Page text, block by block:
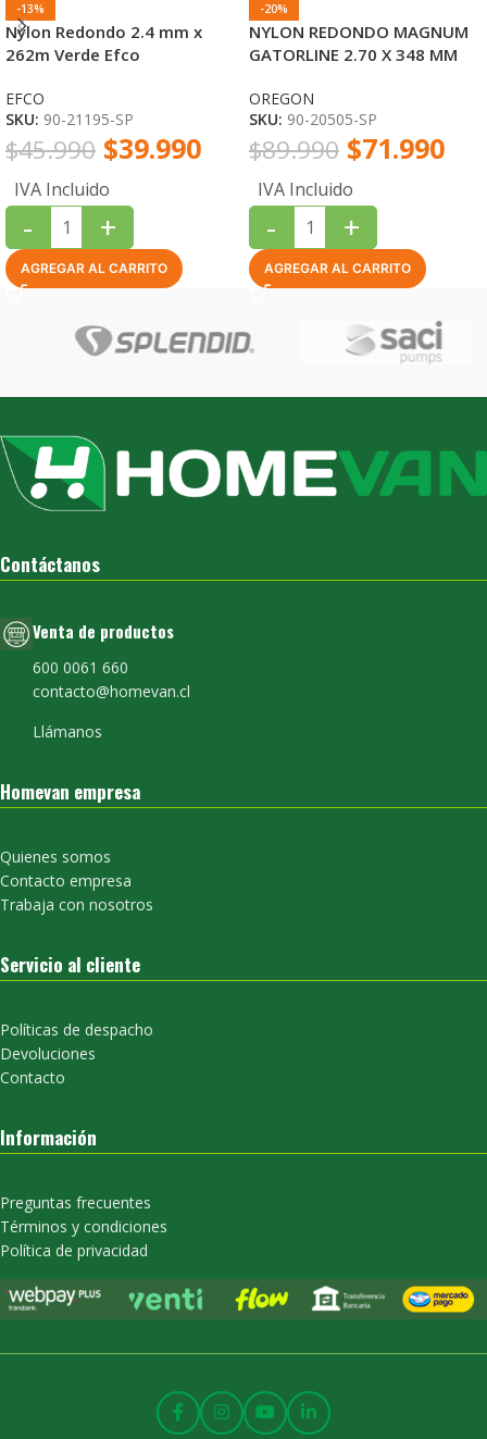
-13%
Nylon Redondo 2.4 mm x
262m Verde Efco
EFCO
SKU: 90-21195-SP
$45.990 $39.990
IVA Incluido
- +
AGREGAR AL CARRITO
-20%
NYLON REDONDO MAGNUM
GATORLINE 2.70 X 348 MM
OREGON
SKU: 90-20505-SP
$89.990 $71.990
IVA Incluido
- +
AGREGAR AL CARRITO
Contáctanos
Venta de productos
600 0061 660
contacto@homevan.cl
Llámanos
Homevan empresa
Quienes somos
Contacto empresa
Trabaja con nosotros
Servicio al cliente
Políticas de despacho
Devoluciones
Contacto
Información
Preguntas frecuentes
Términos y condiciones
Política de privacidad